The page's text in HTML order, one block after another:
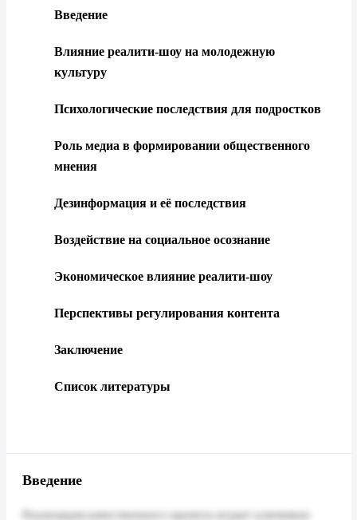
Введение
Влияние реалити-шоу на молодежную
культуру
Психологические последствия для подростков
Роль медиа в формировании общественного
мнения
Дезинформация и её последствия
Воздействие на социальное осознание
Экономическое влияние реалити-шоу
Перспективы регулирования контента
Заключение
Список литературы
Введение